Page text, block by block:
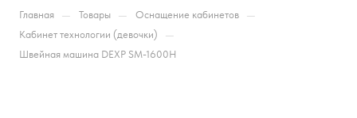
Главная — Товары — Оснащение кабинетов —
Кабинет технологии (девочки) —
Швейная машина DEXP SM-1600H